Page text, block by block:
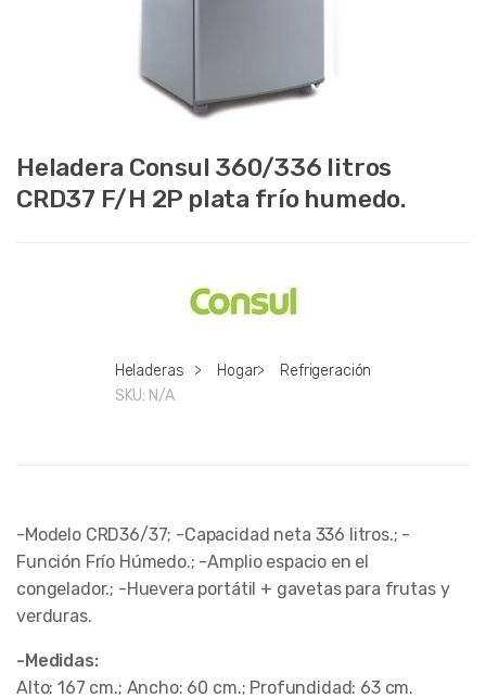
Heladera Consul 360/336 litros
CRD37 F/H 2P plata frío humedo.
Heladeras > Hogar>
Refrigeración
SKU: N/A
-Modelo CRD36/37; -Capacidad neta 336 litros.; -
Función Frío Húmedo.; -Amplio espacio en el
congelador.; -Huevera portátil + gavetas para frutas y
verduras.
-Medidas:
Alto: 167 cm.; Ancho: 60 cm.; Profundidad: 63 cm.